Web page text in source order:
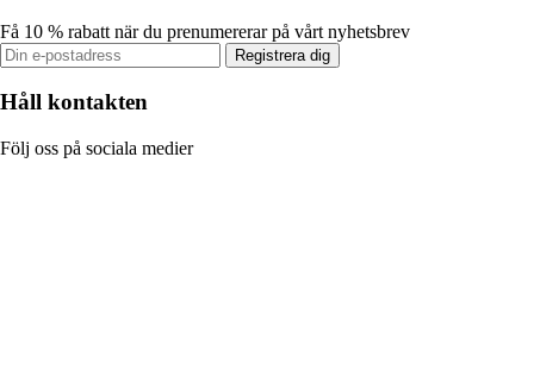
Få 10 % rabatt när du prenumererar på vårt nyhetsbrev
Registrera dig
Håll kontakten
Följ oss på sociala medier